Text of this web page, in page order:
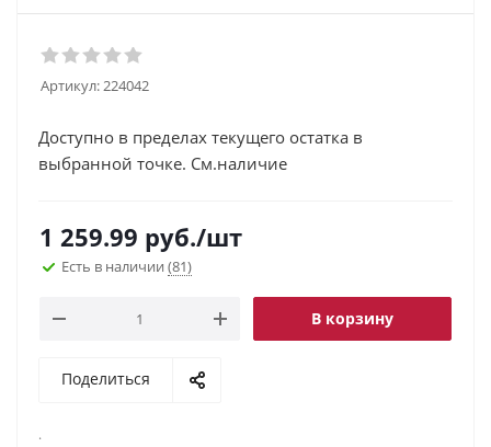
Артикул:224042
Доступно в пределах текущего остатка в
выбранной точке. См.наличие
1 259.99 руб./шт
Есть в наличии (81)
В корзину
Поделиться
.